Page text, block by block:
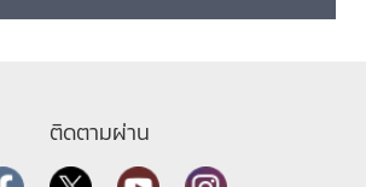
ติดตามผ่าน